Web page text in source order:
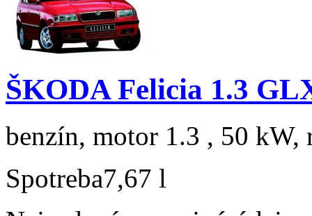
ŠKODA Felicia 1.3
benzín, motor 1.3 , 50 kW,
Spotreba7,67 l